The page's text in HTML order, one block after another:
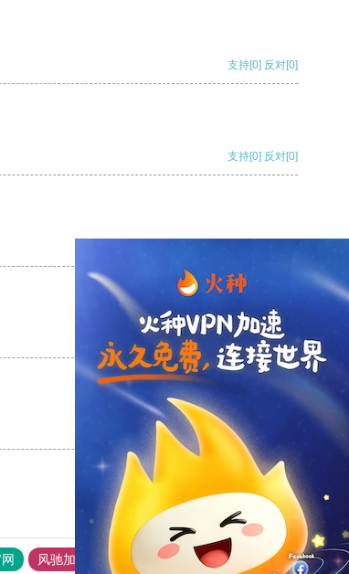
支持[0] 反对[0]
支持[0] 反对[0]
支持 [0] 反对 [0]
支持
风驰加速器 旋风加速器